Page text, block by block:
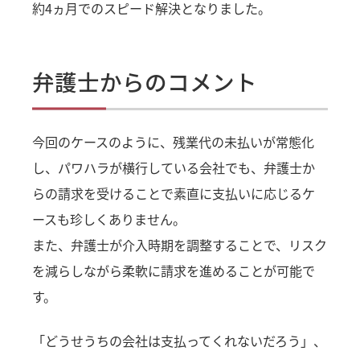
約4ヵ月でのスピード解決となりました。
弁護士からのコメント
今回のケースのように、残業代の未払いが常態化
し、パワハラが横行している会社でも、弁護士か
らの請求を受けることで素直に支払いに応じるケ
ースも珍しくありません。
また、弁護士が介入時期を調整することで、リスク
を減らしながら柔軟に請求を進めることが可能で
す。
「どうせうちの会社は支払ってくれないだろう」、